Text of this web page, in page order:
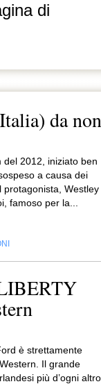
di
da non
del 2012, iniziato ben
a causa dei
protagonista, Westley
famoso per la...
è strettamente
Il grande
più d’ogni altro